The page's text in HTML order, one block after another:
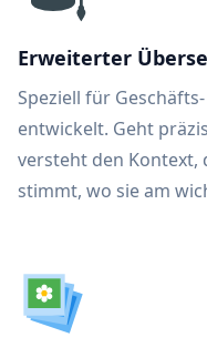
Erweiterter
Speziell für
entwickelt. Geht
versteht den
stimmt, wo sie am